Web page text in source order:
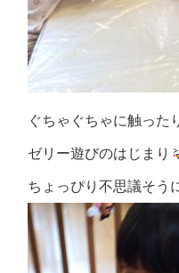
ぐちゃぐちゃに触った
ゼリー遊びのはじまり
ちょっぴり不思議そう